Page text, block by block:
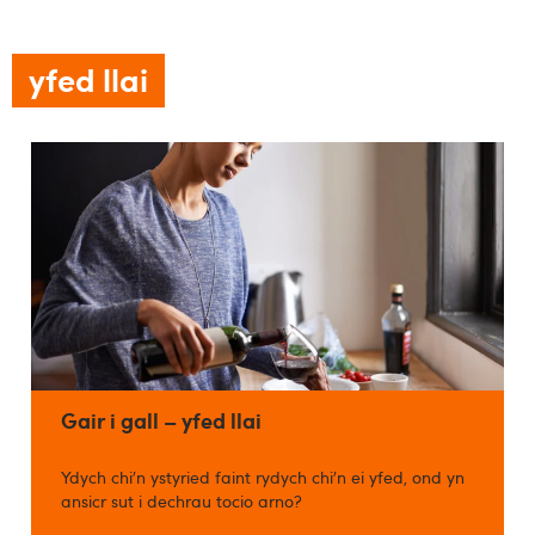
yfed llai
Gair i gall – yfed llai
Ydych chi’n ystyried faint rydych chi’n ei yfed, ond yn
ansicr sut i dechrau tocio arno?